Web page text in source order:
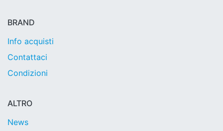
BRAND
Info acquisti
Contattaci
Condizioni
ALTRO
News